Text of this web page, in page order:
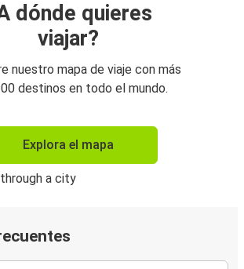
dónde quieres
viajar?
nuestro mapa de viaje con más
destinos en todo el mundo.
Explora el mapa